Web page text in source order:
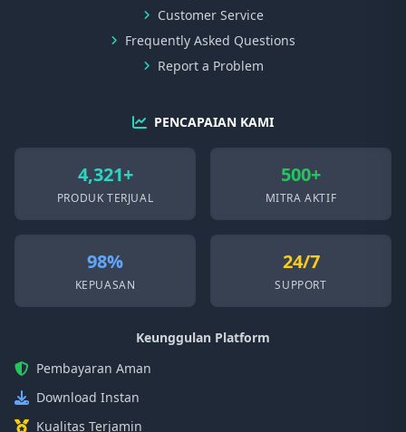
Customer Service
Frequently Asked Questions
Report a Problem
PENCAPAIAN KAMI
4,321+
PRODUK TERJUAL
500+
MITRA AKTIF
98%
KEPUASAN
24/7
SUPPORT
Keunggulan Platform
Pembayaran Aman
Download Instan
Kualitas Terjamin